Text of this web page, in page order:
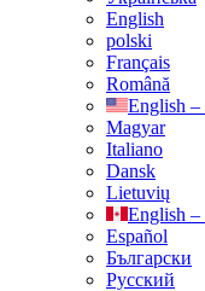
English
polski
Français
Română
English –
Magyar
Italiano
Dansk
Lietuvių
English –
Español
Български
Русский